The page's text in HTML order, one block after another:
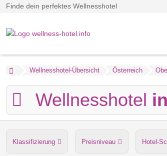
Finde dein perfektes Wellnesshotel
Wellnesshotel-Übersicht Österreich
Wellnesshotel
Klassifizierung Preisniveau Hotel-